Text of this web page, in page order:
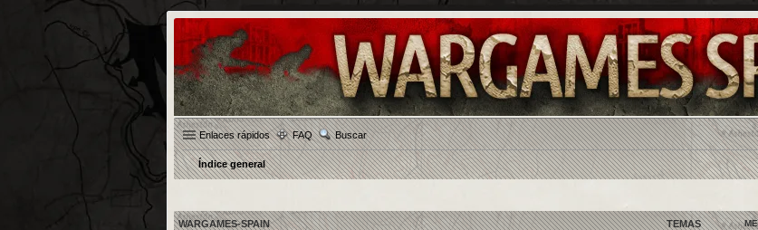
Enlaces rápidos FAQ Buscar
Índice general
WARGAMES-SPAIN TEMAS